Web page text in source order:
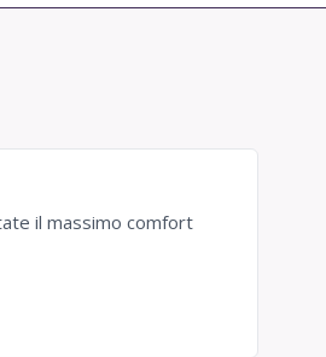
il massimo comfort